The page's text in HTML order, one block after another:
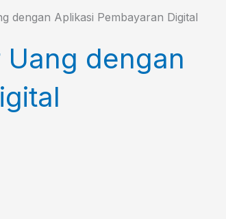
dengan Aplikasi Pembayaran Digital
dengan